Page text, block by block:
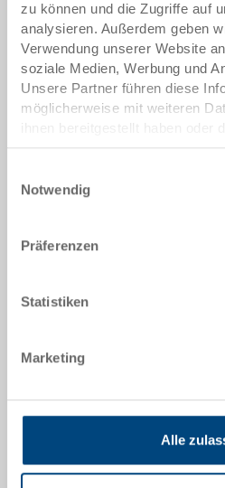
zu können und die Zugriffe auf
analysieren. Außerdem geben
Verwendung unserer Website
soziale Medien, Werbung und
Unsere Partner führen diese
möglicherweise mit weiteren
Nutzung der Dienste
Notwendig
Präferenzen
Statistiken
Marketing
Alle
Mengenstaffeln
Artikeldaten
Bestellnummer
350 x 210 x 145 mm
Nr. 3Z - 350 x 210 x 145 mm
RAL 7001 |
15 Stück